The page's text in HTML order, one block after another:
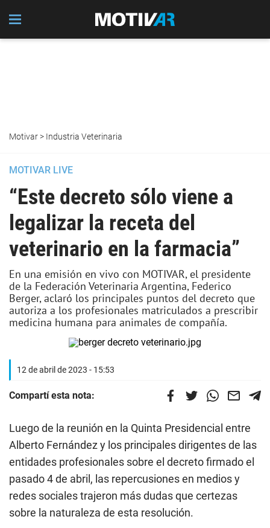
Motivar> Industria Veterinaria
MOTIVAR LIVE
“Este decreto sólo viene a
legalizar la receta del
veterinario en la farmacia”
En una emisión en vivo con MOTIVAR, el presidente
de la Federación Veterinaria Argentina, Federico
Berger, aclaró los principales puntos del decreto que
autoriza a los profesionales matriculados a prescribir
medicina humana para animales de compañía.
12 de abril de 2023 - 15:53
Compartí esta nota:
Luego de la reunión en la Quinta Presidencial entre
Alberto Fernández y los principales dirigentes de las
entidades profesionales sobre el decreto firmado el
pasado 4 de abril, las repercusiones en medios y
redes sociales trajeron más dudas que certezas
sobre la naturaleza de esta resolución.